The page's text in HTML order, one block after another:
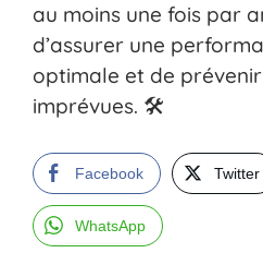
au moins une fois par
d’assurer une
optimale et de
imprévues. 🛠️
Facebook Twitter
WhatsApp